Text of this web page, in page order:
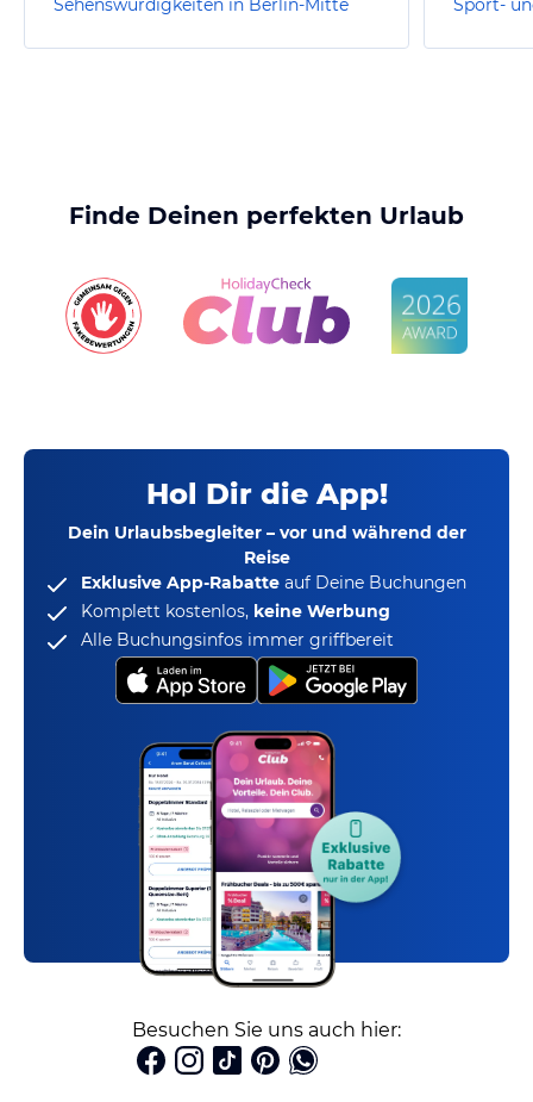
Sehenswürdigkeiten in Berlin-Mitte
Finde Deinen perfekten Urlaub
Hol Dir die App!
Dein Urlaubsbegleiter – vor und während der
Reise
Exklusive App-Rabatte auf Deine Buchungen
Komplett kostenlos, keine Werbung
Alle Buchungsinfos immer griffbereit
Besuchen Sie uns auch hier: